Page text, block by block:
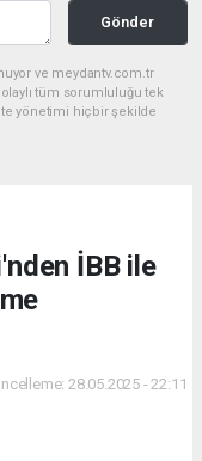
Gönder
ve meydantv.com.tr
tüm sorumluluğu tek
yönetimi hiçbir şekilde
İBB ile
28.05.2025 - 22:11